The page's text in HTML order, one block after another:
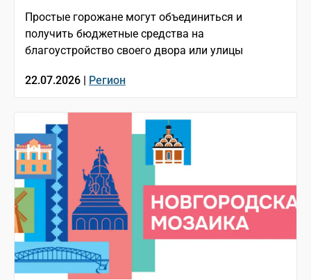
Простые горожане могут объединиться и
получить бюджетные средства на
благоустройство своего двора или улицы
22.07.2026 | Регион